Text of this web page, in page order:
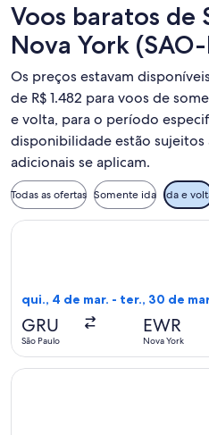
Voos baratos de
Nova York
Os preços estavam
de R$ 1.482 para voos de
e volta, para o período
disponibilidade estão sujeitos
adicionais se aplicam.
Todas as ofertas Somente ida Ida e
qui., 4 de mar. - ter., 30 de
GRU
São Paulo
EWR
Nova York
Selecionar o voo da Arajet,
Selecionar o voo da Delta,